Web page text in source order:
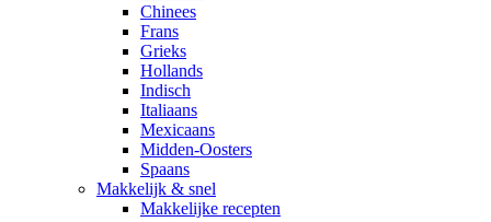
Chinees
Frans
Grieks
Hollands
Indisch
Italiaans
Mexicaans
Midden-Oosters
Spaans
Makkelijk & snel
Makkelijke recepten